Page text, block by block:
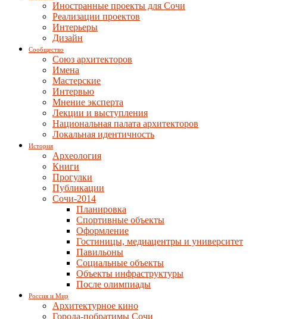
Иностранные проекты для Сочи
Реализации проектов
Интерьеры
Дизайн
Сообщество
Союз архитекторов
Имена
Мастерские
Интервью
Мнение эксперта
Лекции и выступления
Национальная палата архитекторов
Локальная идентичность
История
Археология
Книги
Прогулки
Публикации
Сочи-2014
Планировка
Спортивные объекты
Оформление
Гостиницы, медиацентры и университет
Павильоны
Социальные объекты
Объекты инфраструктуры
После олимпиады
Россия и Мир
Архитектурное кино
Города-побратимы Сочи